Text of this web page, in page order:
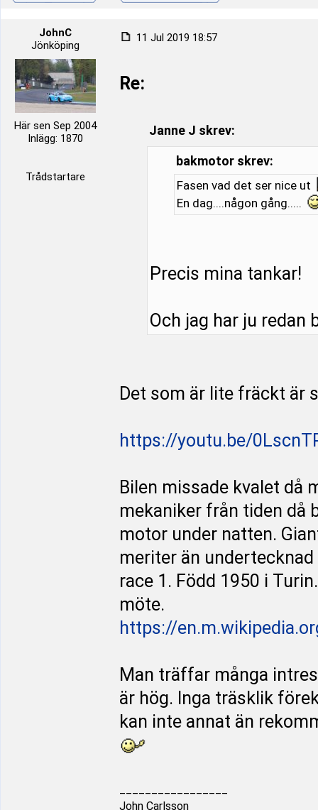
JohnC
Jönköping
Här sen Sep 2004
Inlägg: 1870
Trådstartare
11 Jul 2019 18:57
Re:
Janne J skrev:
bakmotor skrev:
Fasen vad det ser nice ut
En dag....någon gång.....
Precis mina tankar!
Och jag har ju redan
Det som är lite fräckt är
https://youtu.be/
Bilen missade kvalet då
mekaniker från tiden då
motor under natten.
meriter än
race 1. Född 1950 i
möte.
https://
Man träffar många
är hög. Inga träsklik
kan inte annat än
John Carlsson